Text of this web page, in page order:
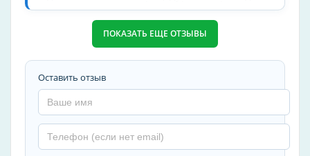
Семейные услуги и дети
Вечерняя программа
Курение в номерах
Номера для некурящих
Номера для курящих
Услуги уборки/чистки
ПОКАЗАТЬ ЕЩЕ ОТЗЫВЫ
Оставить отзыв